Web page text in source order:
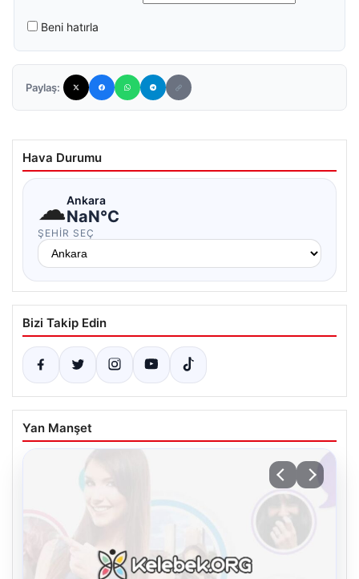
Beni hatırla
Paylaş:
Hava Durumu
☁Ankara
NaN°C
ŞEHIR SEÇ
Bizi Takip Edin
Yan Manşet